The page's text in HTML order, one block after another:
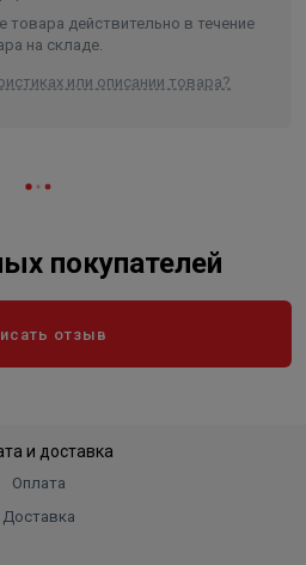
действительно в течение
на складе.
или описании товара?
покупателей
отзыв
и доставка
Оплата
Доставка